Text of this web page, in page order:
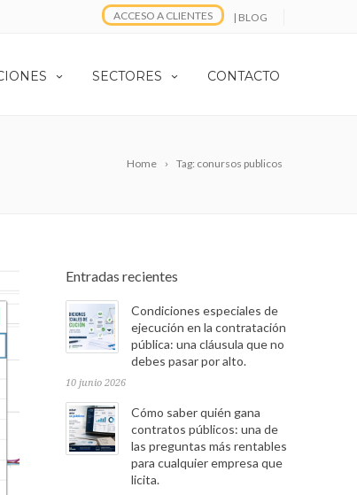
ACCESO A CLIENTES | BLOG
SECTORES CONTACTO
Home Tag: conursos publicos
Entradas recientes
Condiciones especiales de
ejecución en la contratación
pública: una cláusula que no
debes pasar por alto.
10 junio 2026
Cómo saber quién gana
contratos públicos: una de
las preguntas más rentables
para cualquier empresa que
licita.